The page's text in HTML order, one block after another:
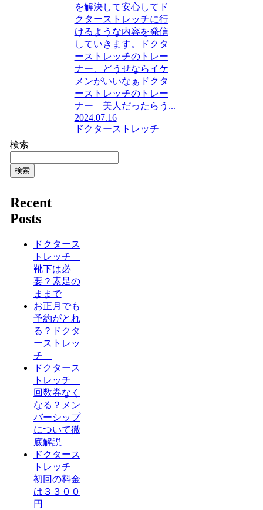
を解決して安心してド
クターストレッチに行
けるような内容を発信
していきます。ドクタ
ーストレッチのトレー
ナー、どうせならイケ
メンがいいなぁドクタ
ーストレッチのトレー
ナー 美人だったらう...
2024.07.16
ドクターストレッチ
検索
検索
Recent
Posts
ドクタース
トレッチ
靴下は必
要？素足の
ままで
お正月でも
予約がとれ
る？ドクタ
ーストレッ
チ
ドクタース
トレッチ
回数券なく
なる？メン
バーシップ
について徹
底解説
ドクタース
トレッチ
初回の料金
は３３００
円